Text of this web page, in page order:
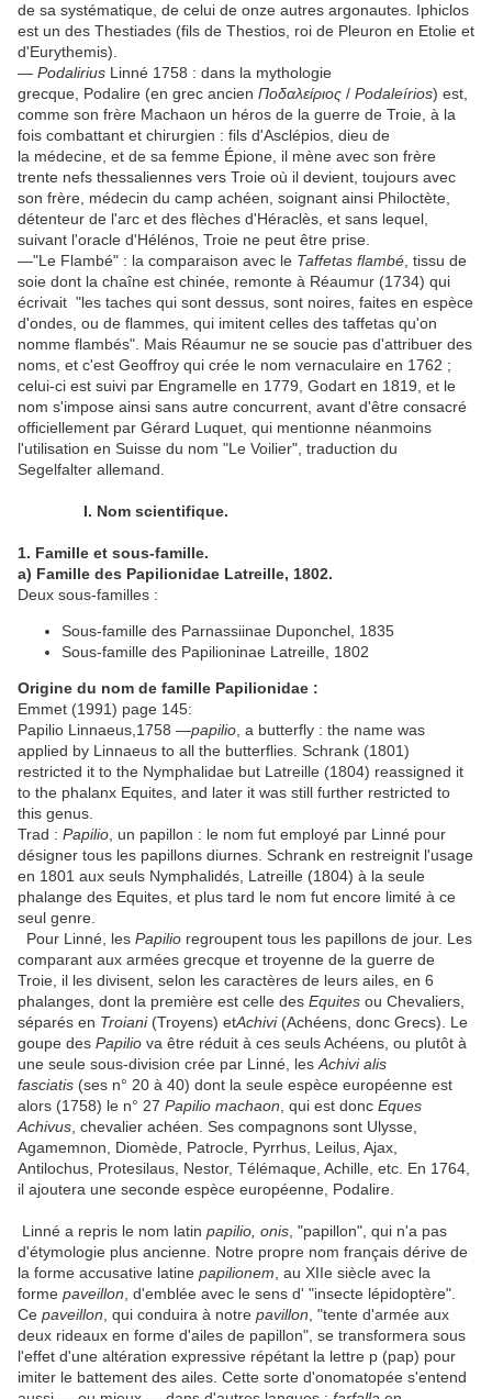
de sa systématique, de celui de onze autres argonautes. Iphiclos
est un des Thestiades (fils de Thestios, roi de Pleuron en Etolie et
d'Eurythemis).
— Podalirius Linné 1758 : dans la mythologie
grecque, Podalire (en grec ancien Ποδαλείριος / Podaleírios) est,
comme son frère Machaon un héros de la guerre de Troie, à la
fois combattant et chirurgien : fils d'Asclépios, dieu de
la médecine, et de sa femme Épione, il mène avec son frère
trente nefs thessaliennes vers Troie où il devient, toujours avec
son frère, médecin du camp achéen, soignant ainsi Philoctète,
détenteur de l'arc et des flèches d'Héraclès, et sans lequel,
suivant l'oracle d'Hélénos, Troie ne peut être prise.
—"Le Flambé" : la comparaison avec le Taffetas flambé , tissu de
soie dont la chaîne est chinée, remonte à Réaumur (1734) qui
écrivait "les taches qui sont dessus, sont noires, faites en espèce
d'ondes, ou de flammes, qui imitent celles des taffetas qu'on
nomme flambés". Mais Réaumur ne se soucie pas d'attribuer des
noms, et c'est Geoffroy qui crée le nom vernaculaire en 1762 ;
celui-ci est suivi par Engramelle en 1779, Godart en 1819, et le
nom s'impose ainsi sans autre concurrent, avant d'être consacré
officiellement par Gérard Luquet, qui mentionne néanmoins
l'utilisation en Suisse du nom "Le Voilier", traduction du
Segelfalter allemand.
I. Nom scientifique.
1. Famille et sous-famille.
a) Famille des Papilionidae Latreille, 1802.
Deux sous-familles :
Sous-famille des Parnassiinae Duponchel, 1835
Sous-famille des Papilioninae Latreille, 1802
Origine du nom de famille Papilionidae :
Emmet (1991) page 145:
Papilio Linnaeus,1758 —papilio , a butterfly : the name was
applied by Linnaeus to all the butterflies. Schrank (1801)
restricted it to the Nymphalidae but Latreille (1804) reassigned it
to the phalanx Equites, and later it was still further restricted to
this genus.
Trad : Papilio , un papillon : le nom fut employé par Linné pour
désigner tous les papillons diurnes. Schrank en restreignit l'usage
en 1801 aux seuls Nymphalidés, Latreille (1804) à la seule
phalange des Equites, et plus tard le nom fut encore limité à ce
seul genre.
Pour Linné, les Papilio regroupent tous les papillons de jour. Les
comparant aux armées grecque et troyenne de la guerre de
Troie, il les divisent, selon les caractères de leurs ailes, en 6
phalanges, dont la première est celle des Equites ou Chevaliers,
séparés en Troiani(Troyens) etAchivi(Achéens, donc Grecs). Le
goupe des Papilio va être réduit à ces seuls Achéens, ou plutôt à
une seule sous-division crée par Linné, les Achivi alis
fasciatis (ses n° 20 à 40) dont la seule espèce européenne est
alors (1758) le n° 27 Papilio machaon , qui est donc Eques
Achivus , chevalier achéen. Ses compagnons sont Ulysse,
Agamemnon, Diomède, Patrocle, Pyrrhus, Leilus, Ajax,
Antilochus, Protesilaus, Nestor, Télémaque, Achille, etc. En 1764,
il ajoutera une seconde espèce européenne, Podalire.
Linné a repris le nom latin papilio, onis , "papillon", qui n'a pas
d'étymologie plus ancienne. Notre propre nom français dérive de
la forme accusative latine papilionem , au XIIe siècle avec la
forme paveillon , d'emblée avec le sens d' "insecte lépidoptère".
Ce paveillon , qui conduira à notre pavillon , "tente d'armée aux
deux rideaux en forme d'ailes de papillon", se transformera sous
l'effet d'une altération expressive répétant la lettre p (pap) pour
imiter le battement des ailes. Cette sorte d'onomatopée s'entend